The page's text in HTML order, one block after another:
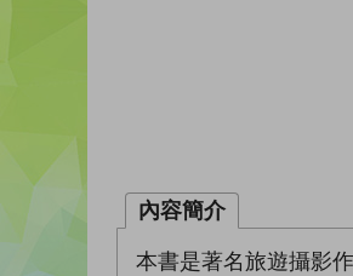
內容簡介
本書是著名旅遊攝影